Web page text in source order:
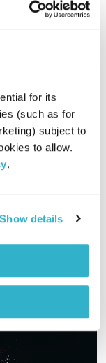
for its
(such as for
subject to
to allow.
.
Show details
התעוררות – 1.8.19
התעוררות
גליה
01.08.19
01:26:37
גליה גלעדי מארחת
אודיו